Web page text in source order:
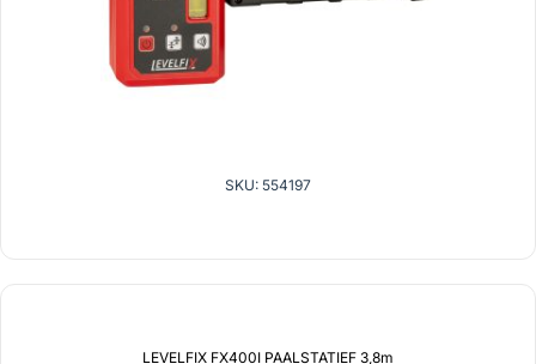
SKU: 554197
LEVELFIX FX400I PAALSTATIEF 3,8m